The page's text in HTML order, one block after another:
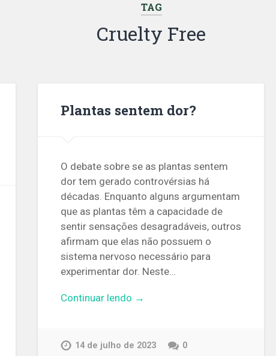
TAG
Cruelty Free
Plantas sentem dor?
O debate sobre se as plantas sentem
dor tem gerado controvérsias há
décadas. Enquanto alguns argumentam
que as plantas têm a capacidade de
sentir sensações desagradáveis, outros
afirmam que elas não possuem o
sistema nervoso necessário para
experimentar dor. Neste…
Continuar lendo →
14 de julho de 2023 0